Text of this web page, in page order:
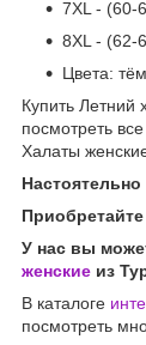
7XL - (60-
8XL - (62-
Цвета:
Купить Летний
посмотреть
Халаты
У нас вы
женские из
В каталоге
посмотреть